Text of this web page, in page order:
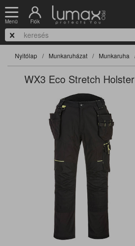
Menü Fiók
Nyitólap Munkaruházat Munkaruha
WX3 Eco Stretch